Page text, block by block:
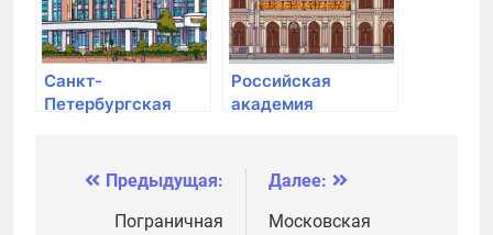
Санкт-
Петербургская
Российская
академия
государственной
службы при
Президенте РФ
Навигация
Предыдущая:
Пограничная
Далее:
Московская